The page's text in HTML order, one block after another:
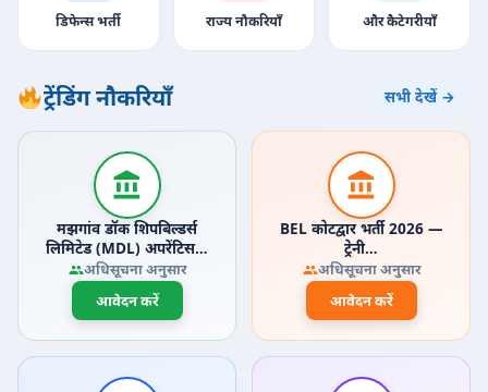
डिफेन्स भर्ती राज्य नौकरियाँ और कैटेगरीयाँ
ट्रेंडिंग नौकरियाँ सभी देखें →
मझगांव डॉक शिपबिल्डर्स
लिमिटेड (MDL) अपरेंटिस…
अधिसूचना अनुसार
आवेदन करें
BEL कोटद्वार भर्ती 2026 —
ट्रेनी…
अधिसूचना अनुसार
आवेदन करें